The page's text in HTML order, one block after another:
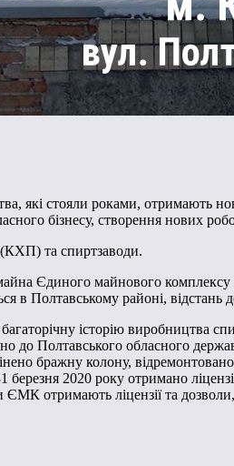
які стояли роками, отримають
бізнесу, створення нових
(КХП) та спиртзаводи.
Єдиного майнового
в Полтавському районі,
історію виробництва
до Полтавського обласного
бражну колону,
березня 2020 року отримано
отримають ліцензії та дозволи,